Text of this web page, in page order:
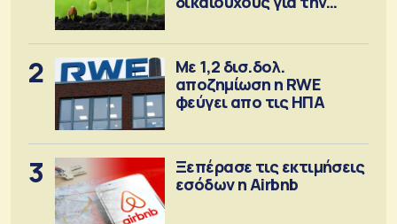
2
Με 1,2 δισ.δολ.
αποζημίωση η RWE
φεύγει απο τις ΗΠΑ
3
Ξεπέρασε τις εκτιμήσεις
εσόδων η Airbnb